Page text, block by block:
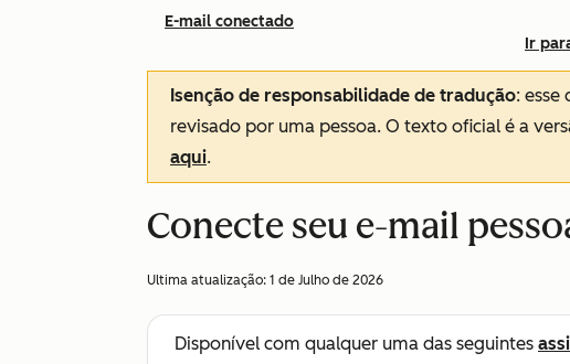
Ir
E-mail conectado
Isenção de responsabilidade de tradução:
revisado por uma pessoa. O texto oficial é a
aqui.
Conecte seu e-mail
Ultima atualização: 1 de Julho de 2026
Disponível com qualquer uma das seguintes